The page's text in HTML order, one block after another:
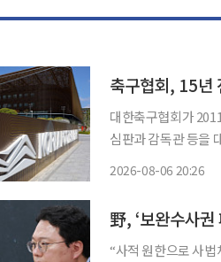
축구협회, 15년
대한축구협회가
심판과 감독관 등을 대
2026-08-06 20:26
野, ‘보완수사
“사적 원한으로 사법체계 바꿔선 안 돼” 검사